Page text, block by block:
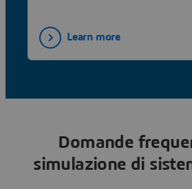
Learn more
Domande
simulazione di